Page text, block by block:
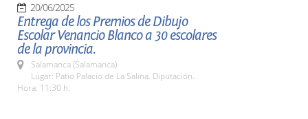
20/06/2025
Entrega de los Premios de Dibujo
Escolar Venancio Blanco a 30 escolares
de la provincia.
Salamanca (Salamanca)
Lugar: Patio Palacio de La Salina. Diputación.
Hora: 11:30 h.